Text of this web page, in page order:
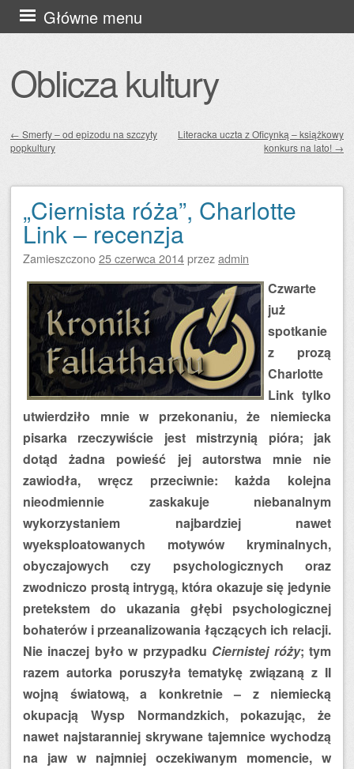
Oblicza kultury
Główne menu
Przejdź
do
Zobacz wpisy
← Smerfy – od epizodu na szczyty
popkultury
Literacka uczta z Oficynką – książkowy
konkurs na lato! →
„Ciernista róża”, Charlotte
Link – recenzja
Zamieszczono25 czerwca 2014przezadmin
Czwarte
już
spotkanie
z prozą
Charlotte
Link tylko
utwierdziło mnie w przekonaniu, że niemiecka
pisarka rzeczywiście jest mistrzynią pióra; jak
dotąd żadna powieść jej autorstwa mnie nie
zawiodła, wręcz przeciwnie: każda kolejna
nieodmiennie zaskakuje niebanalnym
wykorzystaniem najbardziej nawet
wyeksploatowanych motywów kryminalnych,
obyczajowych czy psychologicznych oraz
zwodniczo prostą intrygą, która okazuje się jedynie
pretekstem do ukazania głębi psychologicznej
bohaterów i przeanalizowania łączących ich relacji.
Nie inaczej było w przypadku Ciernistej róży; tym
razem autorka poruszyła tematykę związaną z II
wojną światową, a konkretnie – z niemiecką
okupacją Wysp Normandzkich, pokazując, że
nawet najstaranniej skrywane tajemnice wychodzą
na jaw w najmniej oczekiwanym momencie, w